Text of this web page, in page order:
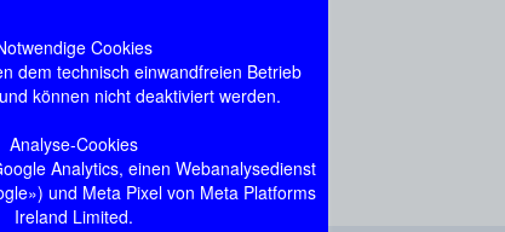
Cookies
dem technisch einwandfreien Betrieb
können nicht deaktiviert werden.
Analyse-Cookies
Analytics, einen Webanalysedienst
und Meta Pixel von Meta Platforms
Ireland Limited.